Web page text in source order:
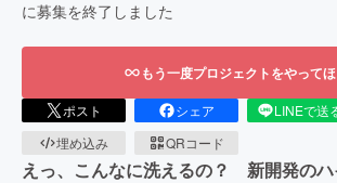
に募集を終了しました
もう一度プロジェクトをやって
ポスト シェア LINEで送
埋め込み
QRコード
えっ、こんなに洗えるの？ 新開発の